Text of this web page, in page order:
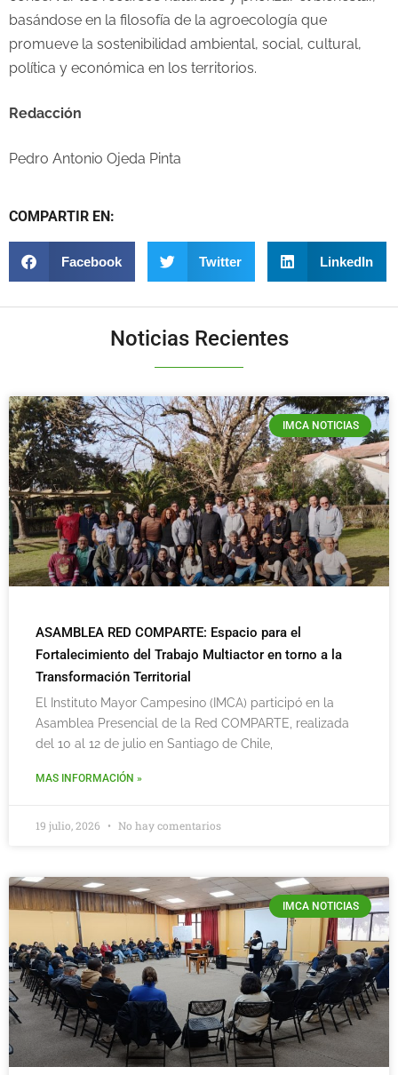
basándose en la filosofía de la agroecología que
promueve la sostenibilidad ambiental, social, cultural,
política y económica en los territorios.
Redacción
Pedro Antonio Ojeda Pinta
COMPARTIR EN:
Facebook Twitter LinkedIn
Noticias Recientes
IMCA NOTICIAS
ASAMBLEA RED COMPARTE: Espacio para el
Fortalecimiento del Trabajo Multiactor en torno a la
Transformación Territorial
El Instituto Mayor Campesino (IMCA) participó en la
Asamblea Presencial de la Red COMPARTE, realizada
del 10 al 12 de julio en Santiago de Chile,
MAS INFORMACIÓN »
19 julio, 2026 No hay comentarios
IMCA NOTICIAS